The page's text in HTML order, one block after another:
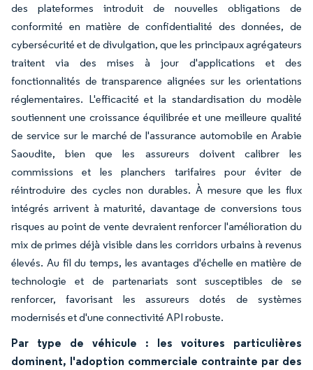
des plateformes introduit de nouvelles obligations de
conformité en matière de confidentialité des données, de
cybersécurité et de divulgation, que les principaux agrégateurs
traitent via des mises à jour d'applications et des
fonctionnalités de transparence alignées sur les orientations
réglementaires. L'efficacité et la standardisation du modèle
soutiennent une croissance équilibrée et une meilleure qualité
de service sur le marché de l'assurance automobile en Arabie
Saoudite, bien que les assureurs doivent calibrer les
commissions et les planchers tarifaires pour éviter de
réintroduire des cycles non durables. À mesure que les flux
intégrés arrivent à maturité, davantage de conversions tous
risques au point de vente devraient renforcer l'amélioration du
mix de primes déjà visible dans les corridors urbains à revenus
élevés. Au fil du temps, les avantages d'échelle en matière de
technologie et de partenariats sont susceptibles de se
renforcer, favorisant les assureurs dotés de systèmes
modernisés et d'une connectivité API robuste.
Par type de véhicule : les voitures particulières
dominent, l'adoption commerciale contrainte par des